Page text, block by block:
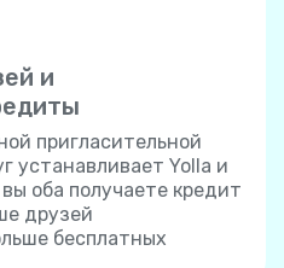
и
пригласительной
устанавливает Yolla и
оба получаете кредит
друзей
бесплатных